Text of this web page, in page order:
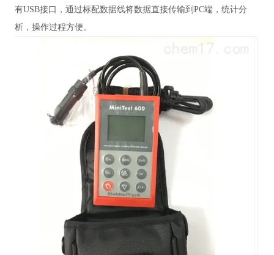
有USB接口，通过标配数据线将数据直接传输到PC端，统计分
析，操作过程方便。